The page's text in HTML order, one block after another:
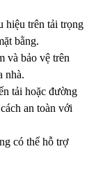
hiệu trên tải trọng
bằng.
và bảo vệ trên
nhà.
tải hoặc đường
an toàn với
có thể hỗ trợ